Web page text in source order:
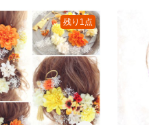
残り1点